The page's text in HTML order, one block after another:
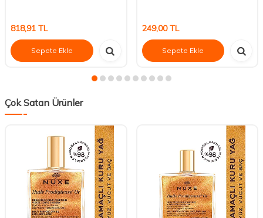
818,91 TL
Sepete Ekle
249,00TL
Sepete Ekle
Çok Satan Ürünler